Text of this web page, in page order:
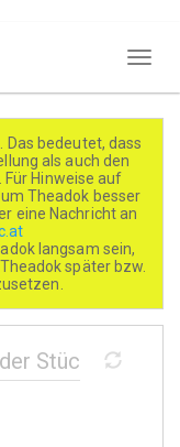
bedeutet, dass
als auch den
Für Hinweise auf
Theadok besser
eine Nachricht an
langsam sein,
später bzw.